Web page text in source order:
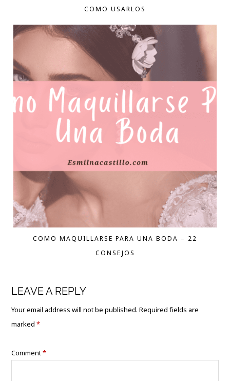
COMO USARLOS
COMO MAQUILLARSE PARA UNA BODA – 22
CONSEJOS
LEAVE A REPLY
Your email address will not be published. Required fields are
marked*
Comment*